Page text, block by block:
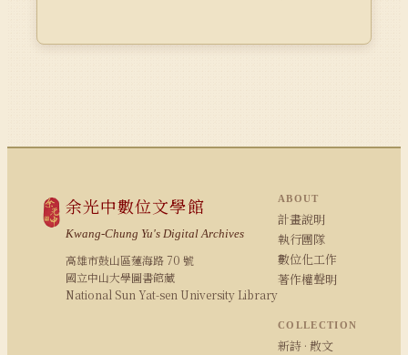
余光中數位文學館
Kwang-Chung Yu's Digital Archives
高雄市鼓山區蓮海路 70 號
國立中山大學圖書館藏
National Sun Yat-sen University Library
ABOUT
計畫說明
執行團隊
數位化工作
著作權聲明
COLLECTION
新詩 · 散文